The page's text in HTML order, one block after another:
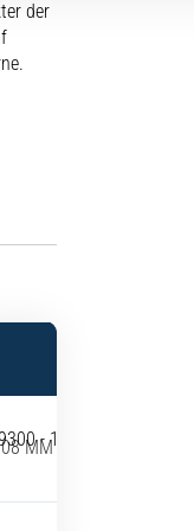
der
- 108 MM ML.RUM